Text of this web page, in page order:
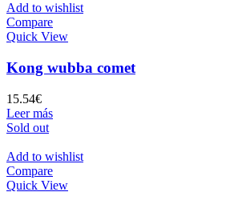
Add to wishlist
Compare
Quick View
Kong wubba comet
15.54€
Leer más
Sold out
Add to wishlist
Compare
Quick View